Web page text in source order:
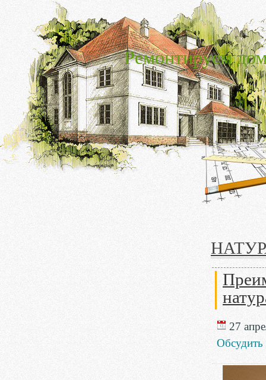
Ремонтируем
27
Обсудить